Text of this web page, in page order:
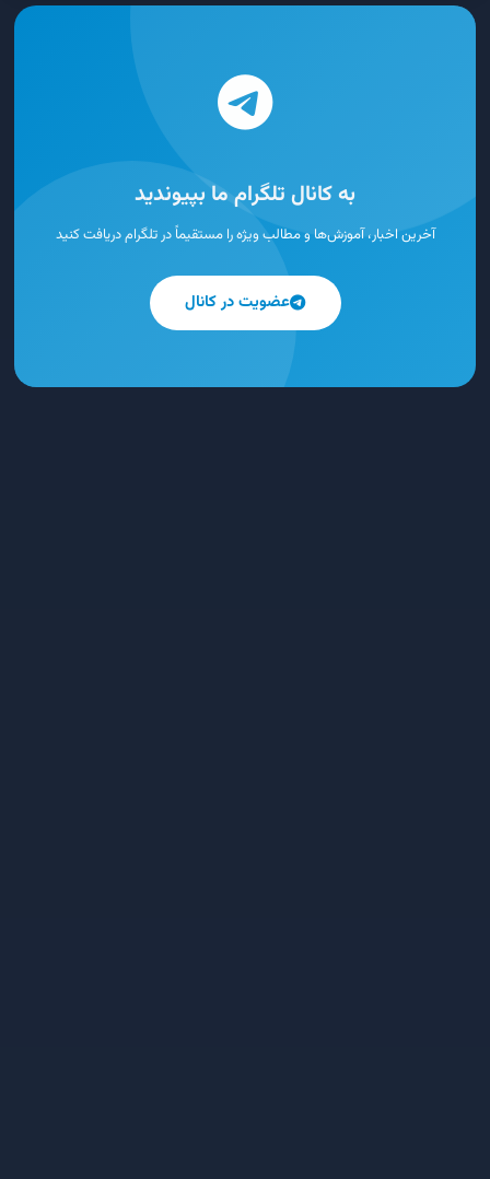
به کانال تلگرام ما بپیوندید
آخرین اخبار، آموزش‌ها و مطالب ویژه را مستقیماً در تلگرام دریافت کنید
عضویت در کانال